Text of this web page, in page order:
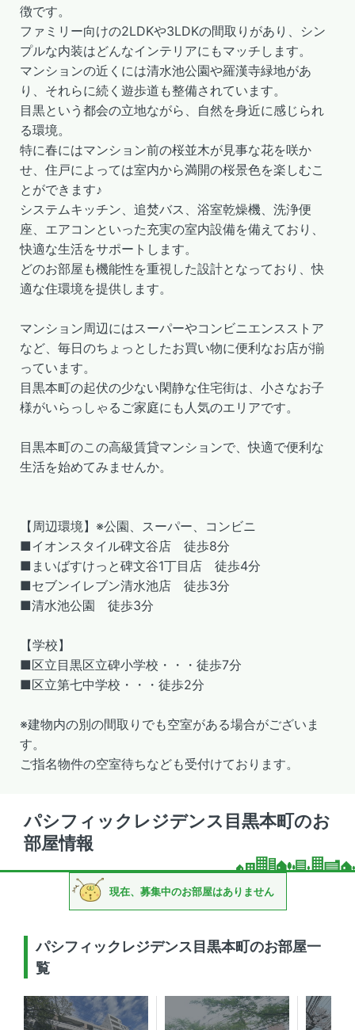
徴です。
ファミリー向けの2LDKや3LDKの間取りがあり、シン
プルな内装はどんなインテリアにもマッチします。
マンションの近くには清水池公園や羅漢寺緑地があ
り、それらに続く遊歩道も整備されています。
目黒という都会の立地ながら、自然を身近に感じられ
る環境。
特に春にはマンション前の桜並木が見事な花を咲か
せ、住戸によっては室内から満開の桜景色を楽しむこ
とができます♪
システムキッチン、追焚バス、浴室乾燥機、洗浄便
座、エアコンといった充実の室内設備を備えており、
快適な生活をサポートします。
どのお部屋も機能性を重視した設計となっており、快
適な住環境を提供します。
マンション周辺にはスーパーやコンビニエンスストア
など、毎日のちょっとしたお買い物に便利なお店が揃
っています。
目黒本町の起伏の少ない閑静な住宅街は、小さなお子
様がいらっしゃるご家庭にも人気のエリアです。
目黒本町のこの高級賃貸マンションで、快適で便利な
生活を始めてみませんか。
【周辺環境】※公園、スーパー、コンビニ
■イオンスタイル碑文谷店 徒歩8分
■まいばすけっと碑文谷1丁目店 徒歩4分
■セブンイレブン清水池店 徒歩3分
■清水池公園 徒歩3分
【学校】
■区立目黒区立碑小学校・・・徒歩7分
■区立第七中学校・・・徒歩2分
※建物内の別の間取りでも空室がある場合がございま
す。
ご指名物件の空室待ちなども受付けております。
パシフィックレジデンス目黒本町のお
部屋情報
現在、募集中のお部屋はありません
パシフィックレジデンス目黒本町のお部屋一
覧